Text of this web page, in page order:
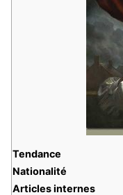
Tendance
Nationalité
Articles internes